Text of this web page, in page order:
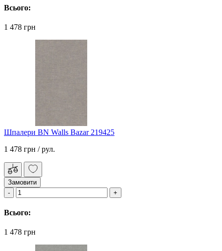
Всього:
1 478 грн
Шпалери BN Walls Bazar 219425
1 478 грн / рул.
Замовити
Всього:
1 478 грн